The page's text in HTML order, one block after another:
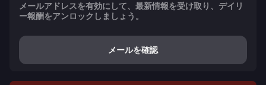
メールアドレスを有効にして、最新情報を受け取り、デイリ
ー報酬をアンロックしましょう。
メールを確認